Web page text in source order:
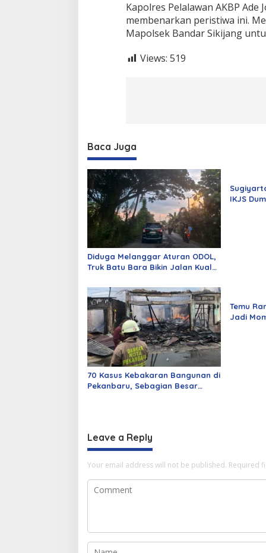
Kapolres Pelalawan AKBP
membenarkan peristiwa ini.
Mapolsek Bandar Sikijang
Views: 519
Baca Juga
Diduga Melanggar Aturan ODOL,
Truk Batu Bara Bikin Jalan Kuala
IKJS
70 Kasus Kebakaran Bangunan di
Pekanbaru, Sebagian Besar
Temu
Jadi
Leave a Reply
Your email address will not be published. Required